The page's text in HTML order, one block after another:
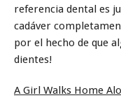
referencia dental es
cadáver
por el hecho de que
dientes!
A Girl Walks Home